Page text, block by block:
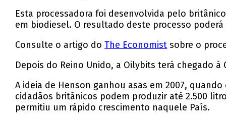
Esta processadora foi desenvolvida pelo
em biodiesel. O resultado deste processo
Consulte o artigo doThe Economist sobre o
Depois do Reino Unido, a Oilybits terá chegado
A ideia de Henson ganhou asas em 2007,
cidadãos britânicos podem produzir até 2.500
permitiu um rápido crescimento naquele País.